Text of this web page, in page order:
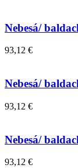
Nebesá/
93,12 €
Nebesá/
93,12 €
Nebesá/
93,12 €